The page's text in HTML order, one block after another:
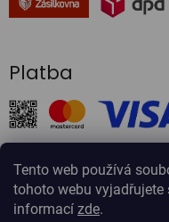
Tento web používá
tohoto webu
informací zde.
Platba